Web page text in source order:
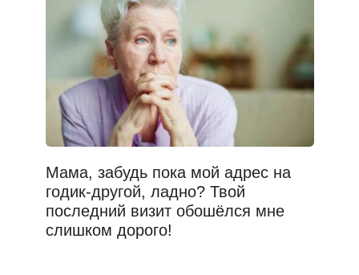
Мама, забудь пока мой адрес на
годик-другой, ладно? Твой
последний визит обошёлся мне
слишком дорого!